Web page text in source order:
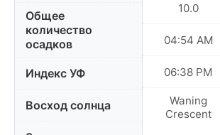
Общее
количество
осадков
Индекс УФ
Восход солнца
10.0
04:54 AM
06:38 PM
Waning
Crescent